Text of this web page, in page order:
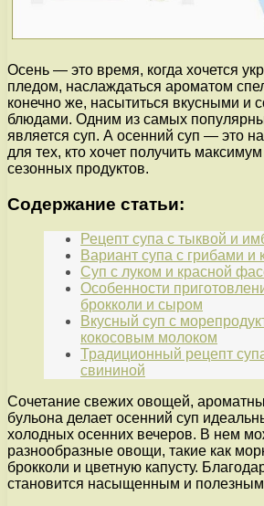
Осень — это время, когда хочется
пледом, наслаждаться ароматом
конечно же, насытиться вкусными и
блюдами. Одним из самых
является суп. А осенний суп — это
для тех, кто хочет получить
сезонных продуктов.
Содержание статьи:
Рецепт супа с тыквой и
Вариант супа с грибами и
Суп с луком и красной
Особенности
брокколи и сыром
Вкусный суп с
кокосовым молоком
Традиционный рецепт
свининой
Сочетание свежих овощей,
бульона делает осенний суп
холодных осенних вечеров. В нем
разнообразные овощи, такие как
брокколи и цветную капусту.
становится насыщенным и